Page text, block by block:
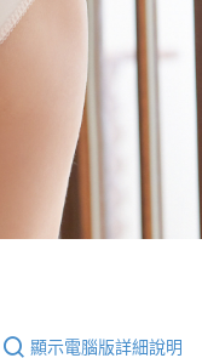
顯示電腦版詳細說明